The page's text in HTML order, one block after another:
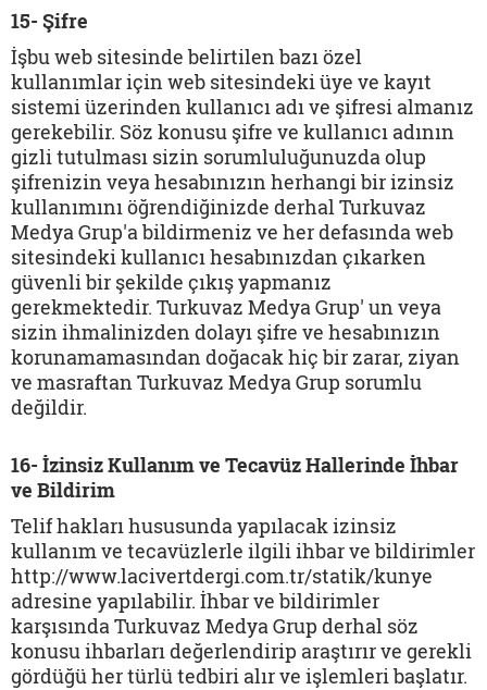
15- Şifre
İşbu web sitesinde belirtilen bazı özel
kullanımlar için web sitesindeki üye ve kayıt
sistemi üzerinden kullanıcı adı ve şifresi almanız
gerekebilir. Söz konusu şifre ve kullanıcı adının
gizli tutulması sizin sorumluluğunuzda olup
şifrenizin veya hesabınızın herhangi bir izinsiz
kullanımını öğrendiğinizde derhal Turkuvaz
Medya Grup'a bildirmeniz ve her defasında web
sitesindeki kullanıcı hesabınızdan çıkarken
güvenli bir şekilde çıkış yapmanız
gerekmektedir. Turkuvaz Medya Grup' un veya
sizin ihmalinizden dolayı şifre ve hesabınızın
korunamamasından doğacak hiç bir zarar, ziyan
ve masraftan Turkuvaz Medya Grup sorumlu
değildir.
16- İzinsiz Kullanım ve Tecavüz Hallerinde İhbar
ve Bildirim
Telif hakları hususunda yapılacak izinsiz
kullanım ve tecavüzlerle ilgili ihbar ve bildirimler
http://www.lacivertdergi.com.tr/statik/kunye
adresine yapılabilir. İhbar ve bildirimler
karşısında Turkuvaz Medya Grup derhal söz
konusu ihbarları değerlendirip araştırır ve gerekli
gördüğü her türlü tedbiri alır ve işlemleri başlatır.